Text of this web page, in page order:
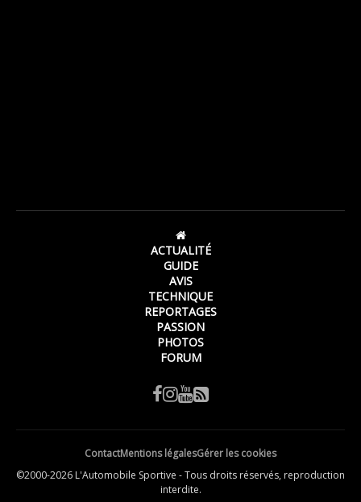
ACTUALITÉ
GUIDE
AVIS
TECHNIQUE
REPORTAGES
PASSION
PHOTOS
FORUM
ContactMentions légalesGérer les cookies
©2000-2026 L'Automobile Sportive - Tous droits réservés, reproduction
interdite.